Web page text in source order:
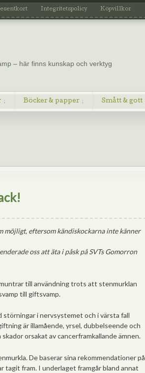
Integritetspolicy Köpvillkor
– här finns kunskap och verktyg
Böcker & papper Smått & gott
möjligt, eftersom kändiskockarna inte känner
oss att äta i påsk på SVTs Gomorron
till användning trots att stenmurklan
till giftsvamp.
i nervsystemet och i värsta fall
är illamående, yrsel, dubbelseende och
orsakat av cancerframkallande ämnen.
De baserar sina rekommendationer på
tagit fram. I underlaget framgår bland annat